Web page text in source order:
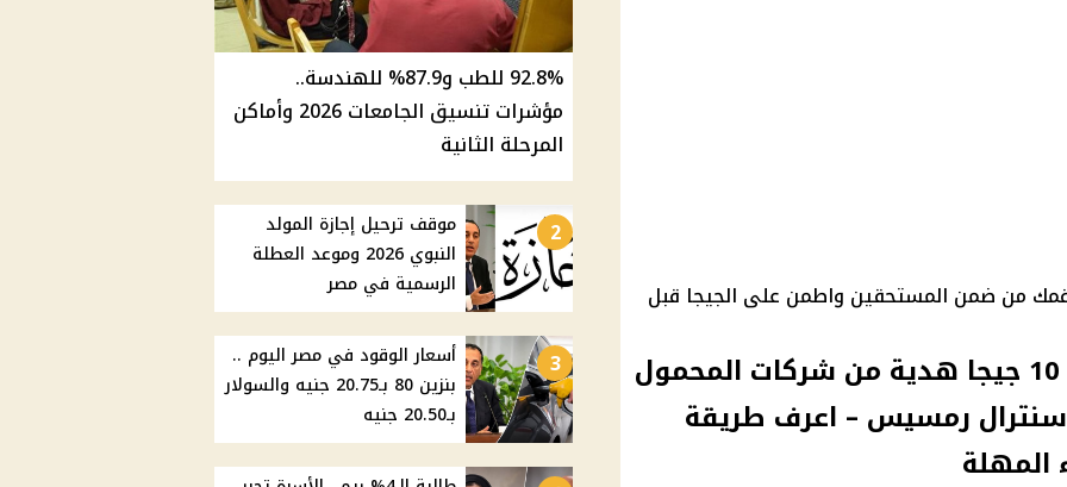
من ضمن المستحقين واطمن على الجيجا قبل
«يا بختك لو كنت منهم».. 10 جيجا هدية من شركات المحمول
سنترال رمسيس – اعرف طريقة
المهلة
92.8% للطب و87.9% للهندسة..
مؤشرات تنسيق الجامعات 2026 وأماكن
المرحلة الثانية
2
موقف ترحيل إجازة المولد
النبوي 2026 وموعد العطلة
الرسمية في مصر
3
أسعار الوقود في مصر اليوم ..
بنزين 80 بـ20.75 جنيه والسولار
بـ20.50 جنيه